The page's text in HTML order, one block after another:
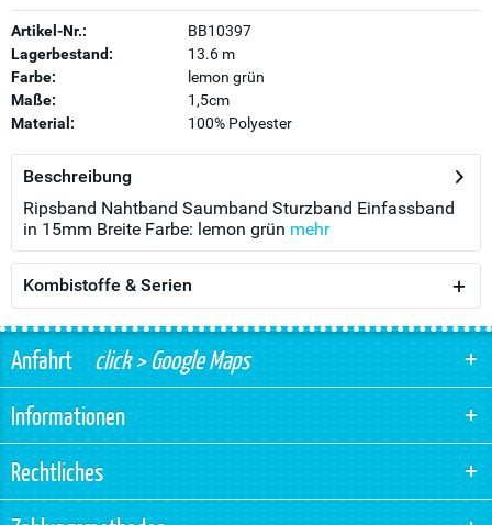
Artikel-Nr.:
BB10397
Lagerbestand:
13.6 m
Farbe:
lemon grün
Maße:
1,5cm
Material:
100% Polyester
Beschreibung
Ripsband Nahtband Saumband Sturzband Einfassband
in 15mm Breite Farbe: lemon grün mehr
Kombistoffe & Serien
Anfahrtclick > Google Maps
Informationen
Rechtliches